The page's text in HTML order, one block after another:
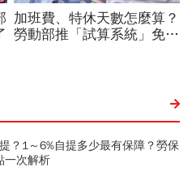
？1～6%自提多少最有保障？勞保
一次解析